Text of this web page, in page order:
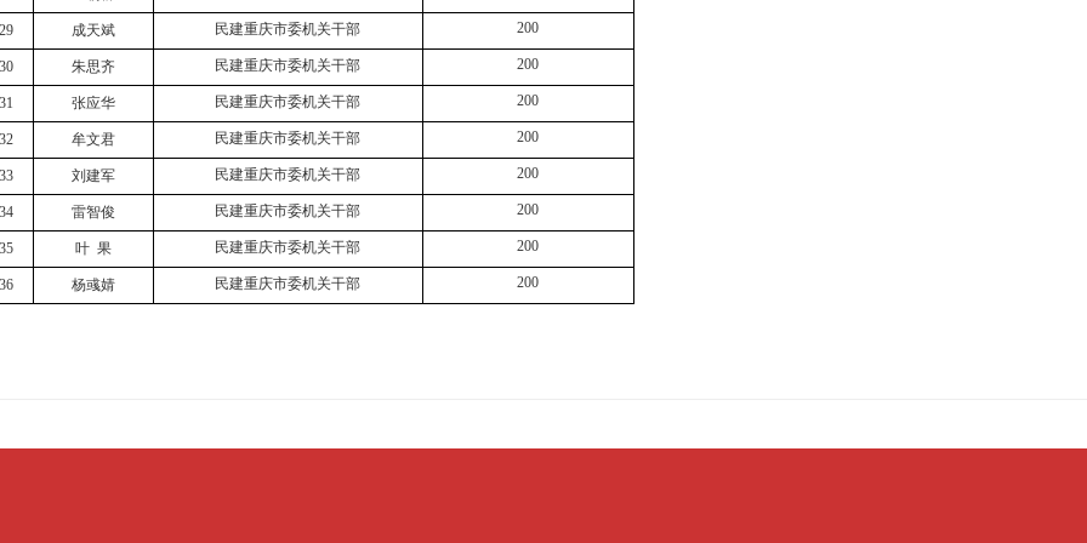
成天斌 民建重庆市委机关干部 200
朱思齐 民建重庆市委机关干部 200
张应华 民建重庆市委机关干部 200
牟文君 民建重庆市委机关干部 200
刘建军 民建重庆市委机关干部 200
雷智俊 民建重庆市委机关干部 200
叶 果 民建重庆市委机关干部 200
杨彧婧 民建重庆市委机关干部 200